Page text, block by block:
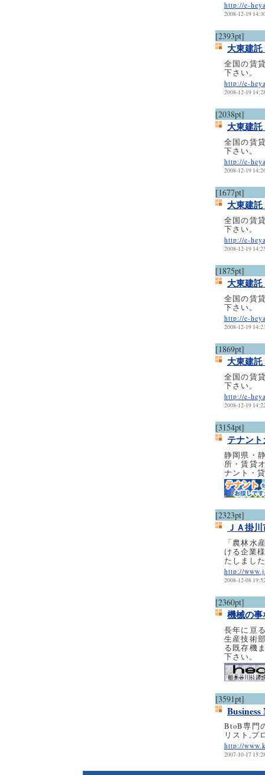
http://e-
2008-12-19
[2393pt]
大東建
全国の賃
下さい。
http://e-
2008-12-19
[2038pt]
大東建
全国の賃
下さい。
http://e-
2008-12-19
[1677pt]
大東建
全国の賃
下さい。
http://e-
2008-12-19
[1875pt]
大東建
全国の賃
下さい。
http://e-
2008-12-19
[1869pt]
大東建
全国の賃
下さい。
http://e-
2008-12-19
[3154pt]
テナン
静岡県・
所・賃貸
ナント・
[2323pt]
ＪＡ掛
「農林水
ける企業
たしまし
http://
2008-12-08
[2360pt]
機械の
長年に亘
生産技術
る既存機
下さい。
[3591pt]
BtoB専門
リスト,プ
http://
2007-10-17